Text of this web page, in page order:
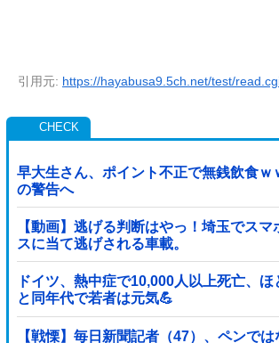
引用元: https://hayabusa9.5ch.net/test/
早大生さん、ポイント不正で無銭飲食ｗ
の警告へ
【動画】逃げる判断はやっ！埼玉でスマ
スに当て逃げされる車載。
ドイツ、熱中症で10,000人以上死亡、ほ
と同年代で若者は元気💪
【戦慄】毎日新聞記者（47）、ペンで